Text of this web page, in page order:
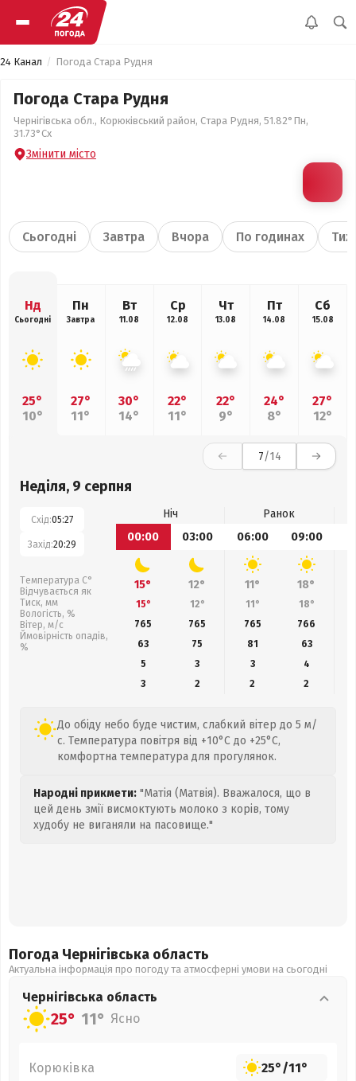
24 Канал Погода Стара Рудня
Погода Стара Рудня
Чернігівська обл., Корюківський район, Стара Рудня, 51.82°Пн,
31.73°Сх
Змінити місто
Сьогодні Завтра Вчора По годинах
Нд
Сьогодні
25°
10°
Пн
Завтра
27°
11°
Вт
11.08
30°
14°
Ср
12.08
22°
11°
Чт
13.08
22°
9°
Пт
14.08
24°
8°
Сб
15.08
27°
12°
7/14
Неділя, 9 серпня
Схід:05:27
Захід:20:29
Температура С°
Відчувається як
Тиск, мм
Вологість, %
Вітер, м/с
Ймовірність опадів,
%
Ніч
Ранок
00:00
03:00 06:00 09:00
15° 12° 11° 18°
15° 12° 11° 18°
765
765 765 766
63
75 81 63
5
3 3
4
3
2 2 2
До обіду небо буде чистим, слабкий вітер до 5 м/
с. Температура повітря від +10°C до +25°C,
комфортна температура для прогулянок.
Народні прикмети: "Матія (Матвія). Вважалося, що в
цей день змії висмоктують молоко з корів, тому
худобу не виганяли на пасовище."
Погода Чернігівська область
Актуальна інформація про погоду та атмосферні умови на сьогодні
Чернігівська область
25° 11° Ясно
Корюківка 25°/11°